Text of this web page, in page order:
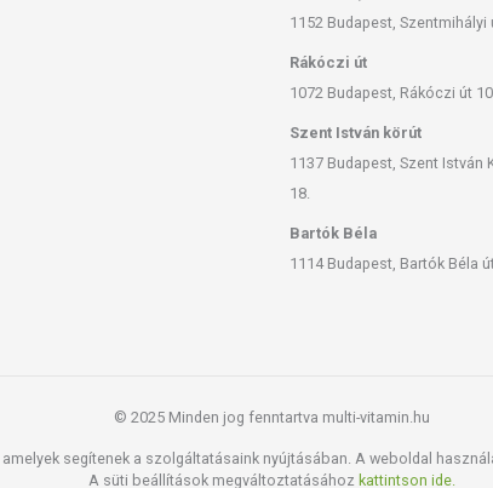
voltából eredően üledékképződés előfordulhat, ez
Vera ital Natur minőségének megóvásáról a nem áttetsző
megvásárlásával magyar munkahelyeket támogat!
frissítjük, törekszünk arra, hogy naprakészek legyenek.
ennek ellenére a webshopon szereplő adatok (beleértve a
adódóan. A friss, aktuális információkat a termékek
élettani hatással rendelkezhetnek, amely egyénenként
tulajdonítani.
1152 Budapest, Szentmihályi
Rákóczi út
1072 Budapest, Rákóczi út
Szent István körút
1137 Budapest, Szent István
18.
Bartók Béla
1114 Budapest, Bartók Béla
© 2025 Minden jog fenntartva multi-vitamin.hu
segítenek a szolgáltatásaink nyújtásában. A weboldal
A süti beállítások megváltoztatásához kattintson ide.